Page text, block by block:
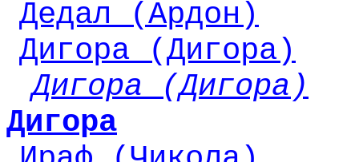
Дедал (Ардон)
Дигора (Дигора)
Дигора (Дигора)
Дигора